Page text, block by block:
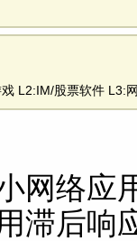
L2:IM/股票软件 L3:
网络应
滞后响